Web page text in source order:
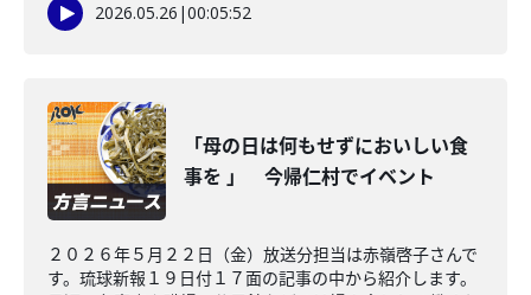
2026.05.26 |00:05:52
「母の日は何もせずにおいしい食
事を 」 今帰仁村でイベント
２０２６年５月２２日（金）放送分担当は赤嶺啓子さんで
す。琉球新報１９日付１７面の記事の中から紹介します。